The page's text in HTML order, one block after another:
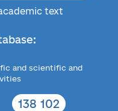
text
and scientific and
138 102